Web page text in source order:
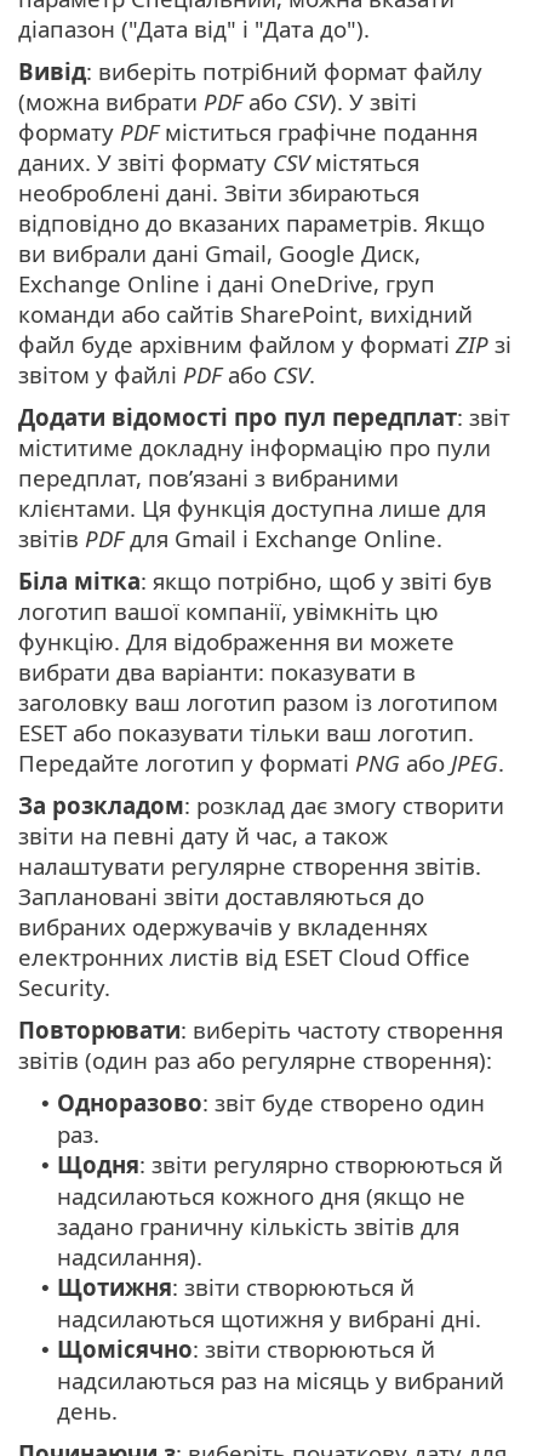
діапазон ("Дата від" і "Дата до").
Вивід: виберіть потрібний формат файлу
(можна вибрати PDFабо CSV). У звіті
формату PDFміститься графічне подання
даних. У звіті формату CSVмістяться
необроблені дані. Звіти збираються
відповідно до вказаних параметрів. Якщо
ви вибрали дані Gmail, Google Диск,
Exchange Online і дані OneDrive, груп
команди або сайтів SharePoint, вихідний
файл буде архівним файлом у форматі ZIP зі
звітом у файлі PDFабо CSV.
Додати відомості про пул передплат: звіт
міститиме докладну інформацію про пули
передплат, пов’язані з вибраними
клієнтами. Ця функція доступна лише для
звітів PDFдля Gmail і Exchange Online.
Біла мітка: якщо потрібно, щоб у звіті був
логотип вашої компанії, увімкніть цю
функцію. Для відображення ви можете
вибрати два варіанти: показувати в
заголовку ваш логотип разом із логотипом
ESET або показувати тільки ваш логотип.
Передайте логотип у форматі PNG або JPEG.
За розкладом: розклад дає змогу створити
звіти на певні дату й час, а також
налаштувати регулярне створення звітів.
Заплановані звіти доставляються до
вибраних одержувачів у вкладеннях
електронних листів від ESET Cloud Office
Security.
Повторювати: виберіть частоту створення
звітів (один раз або регулярне створення):
• Одноразово: звіт буде створено один
раз.
• Щодня: звіти регулярно створюються й
надсилаються кожного дня (якщо не
задано граничну кількість звітів для
надсилання).
• Щотижня: звіти створюються й
надсилаються щотижня у вибрані дні.
• Щомісячно: звіти створюються й
надсилаються раз на місяць у вибраний
день.